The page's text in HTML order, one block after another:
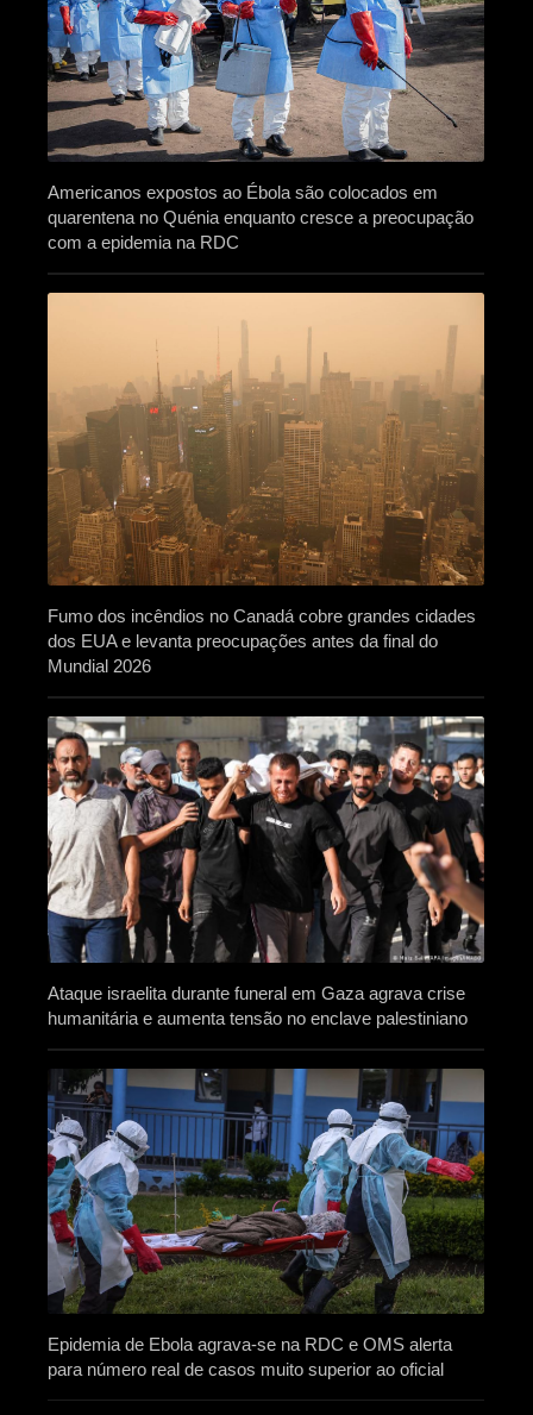
Americanos expostos ao Ébola são colocados em
quarentena no Quénia enquanto cresce a preocupação
com a epidemia na RDC
Fumo dos incêndios no Canadá cobre grandes cidades
dos EUA e levanta preocupações antes da final do
Mundial 2026
Ataque israelita durante funeral em Gaza agrava crise
humanitária e aumenta tensão no enclave palestiniano
Epidemia de Ebola agrava-se na RDC e OMS alerta
para número real de casos muito superior ao oficial